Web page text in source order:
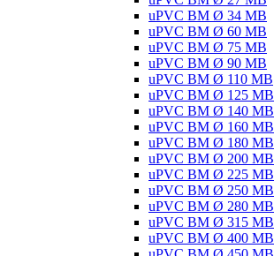
uPVC BM Ø 34 MB
uPVC BM Ø 60 MB
uPVC BM Ø 75 MB
uPVC BM Ø 90 MB
uPVC BM Ø 110 MB
uPVC BM Ø 125 MB
uPVC BM Ø 140 MB
uPVC BM Ø 160 MB
uPVC BM Ø 180 MB
uPVC BM Ø 200 MB
uPVC BM Ø 225 MB
uPVC BM Ø 250 MB
uPVC BM Ø 280 MB
uPVC BM Ø 315 MB
uPVC BM Ø 400 MB